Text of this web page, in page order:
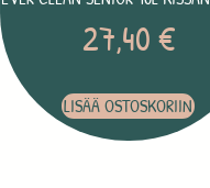
27,40€
LISÄÄ OSTOSKORIIN